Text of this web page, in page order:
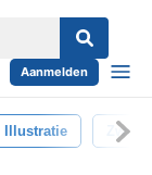
Aanmelden
Illustratie Zwart